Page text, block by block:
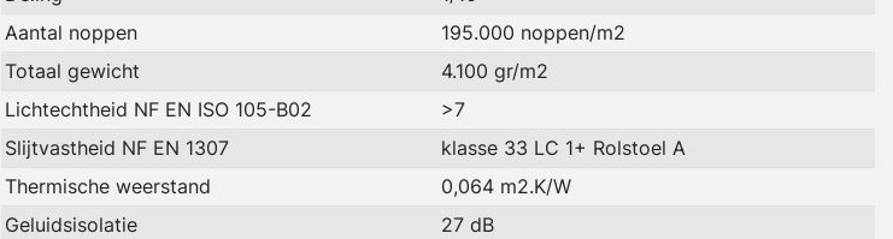
Aantal noppen
195.000 noppen/m2
Totaal gewicht
4.100 gr/m2
Lichtechtheid NF EN ISO 105-B02
>7
Slijtvastheid NF EN 1307
klasse 33 LC 1+ Rolstoel A
Thermische weerstand
0,064 m2.K/W
Geluidsisolatie
27 dB